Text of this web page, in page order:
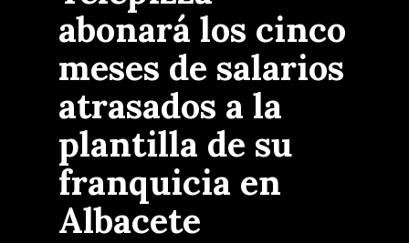
abonará los cinco
meses de salarios
atrasados a la
plantilla de su
franquicia en
Albacete